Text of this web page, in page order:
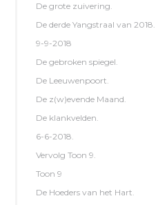
De grote zuivering.
De derde Yangstraal van 2018.
9-9-2018
De gebroken spiegel.
De Leeuwenpoort.
De z(w)evende Maand.
De klankvelden.
6-6-2018.
Vervolg Toon 9.
Toon 9
De Hoeders van het Hart.